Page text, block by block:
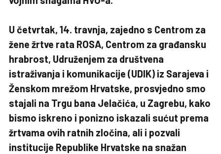
U četvrtak, 14. travnja, zajedno s Centrom za
žene žrtve rata ROSA, Centrom za građansku
hrabrost, Udruženjem za društvena
istraživanja i komunikacije (UDIK) iz Sarajeva i
Ženskom mrežom Hrvatske, prosvjedno smo
stajali na Trgu bana Jelačića, u Zagrebu, kako
bismo iskreno i ponizno iskazali sućut prema
žrtvama ovih ratnih zločina, ali i pozvali
institucije Republike Hrvatske na snažan